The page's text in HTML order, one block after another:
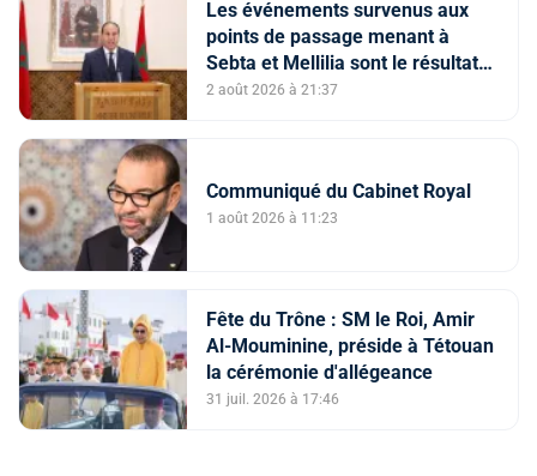
Les événements survenus aux
points de passage menant à
Sebta et Mellilia sont le résultat
de facteurs intriqués, dont
d'informations trompeuses
(Porte-parole du ministère de
2 août 2026 à 21:37
Communiqué du Cabinet Royal
1 août 2026 à 11:23
Fête du Trône : SM le Roi, Amir
Al-Mouminine, préside à Tétouan
la cérémonie d'allégeance
31 juil. 2026 à 17:46